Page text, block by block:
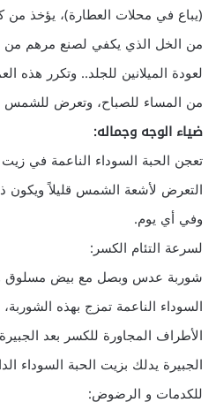
(يباع في محلات العطارة)، يؤخذ
من الخل الذي يكفي لصنع مرهم من
لعودة الميلانين للجلد.. وتكرر هذه
من المساء للصباح، وتعرض للشمس
ضياء الوجه وجماله:
تعجن الحبة السوداء الناعمة في
التعرض لأشعة الشمس قليلاً
وفي أي يوم.
لسرعة التئام الكسر:
شوربة عدس وبصل مع بيض مسلوق
السوداء الناعمة تمزج بهذه
الأطراف المجاورة للكسر بعد
الجبيرة يدلك بزيت الحبة السوداء
للكدمات و الرضوض: